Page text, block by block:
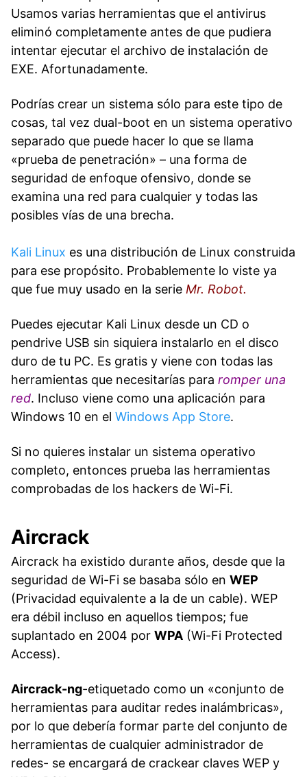
Usamos varias herramientas que el antivirus
eliminó completamente antes de que pudiera
intentar ejecutar el archivo de instalación de
EXE. Afortunadamente.
Podrías crear un sistema sólo para este tipo de
cosas, tal vez dual-boot en un sistema operativo
separado que puede hacer lo que se llama
«prueba de penetración» – una forma de
seguridad de enfoque ofensivo, donde se
examina una red para cualquier y todas las
posibles vías de una brecha.
Kali Linux es una distribución de Linux construida
para ese propósito. Probablemente lo viste ya
que fue muy usado en la serie Mr. Robot.
Puedes ejecutar Kali Linux desde un CD o
pendrive USB sin siquiera instalarlo en el disco
duro de tu PC. Es gratis y viene con todas las
herramientas que necesitarías para romper una
red. Incluso viene como una aplicación para
Windows 10 en el Windows App Store.
Si no quieres instalar un sistema operativo
completo, entonces prueba las herramientas
comprobadas de los hackers de Wi-Fi.
Aircrack
Aircrack ha existido durante años, desde que la
seguridad de Wi-Fi se basaba sólo en WEP
(Privacidad equivalente a la de un cable). WEP
era débil incluso en aquellos tiempos; fue
suplantado en 2004 por WPA (Wi-Fi Protected
Access).
Aircrack-ng-etiquetado como un «conjunto de
herramientas para auditar redes inalámbricas»,
por lo que debería formar parte del conjunto de
herramientas de cualquier administrador de
redes- se encargará de crackear claves WEP y